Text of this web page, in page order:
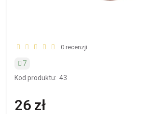
0 recenzji
7
Kod produktu: 43
26 zł